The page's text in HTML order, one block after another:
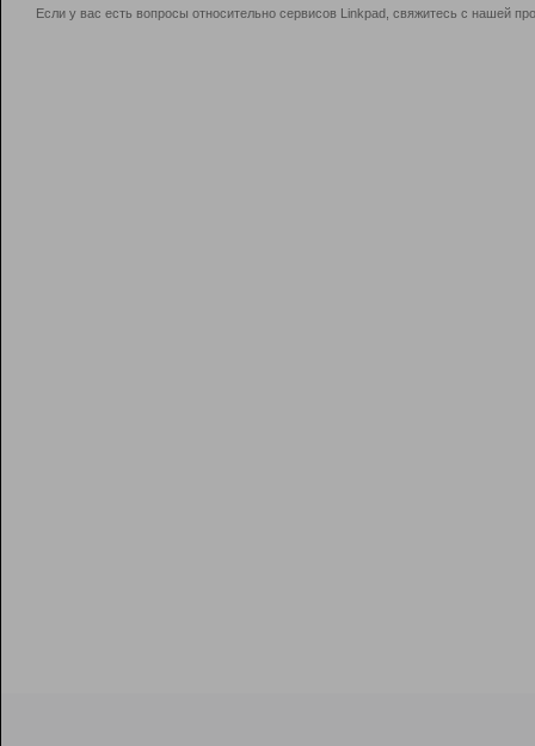
Если у вас есть вопросы относительно сервисов Linkpad, свяжитесь с нашей